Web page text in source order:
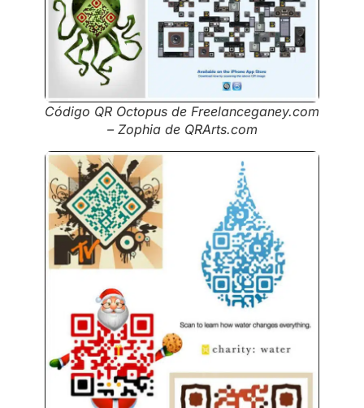
Código QR Octopus de Freelanceganey.com
– Zophia de QRArts.com